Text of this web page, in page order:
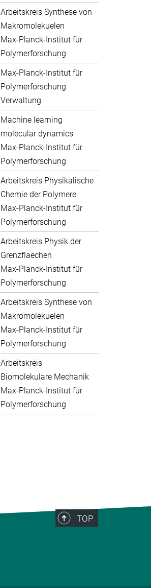
Arbeitskreis Synthese von
Makromolekuelen
Max-Planck-Institut für
Polymerforschung
Max-Planck-Institut für
Polymerforschung
Verwaltung
Machine learning
molecular dynamics
Max-Planck-Institut für
Polymerforschung
Arbeitskreis Physikalische
Chemie der Polymere
Max-Planck-Institut für
Polymerforschung
Arbeitskreis Physik der
Grenzflaechen
Max-Planck-Institut für
Polymerforschung
Arbeitskreis Synthese von
Makromolekuelen
Max-Planck-Institut für
Polymerforschung
Arbeitskreis
Biomolekulare Mechanik
Max-Planck-Institut für
Polymerforschung
TOP